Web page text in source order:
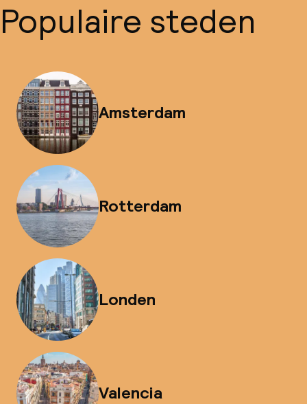
Populaire steden
Amsterdam
Rotterdam
Londen
Valencia